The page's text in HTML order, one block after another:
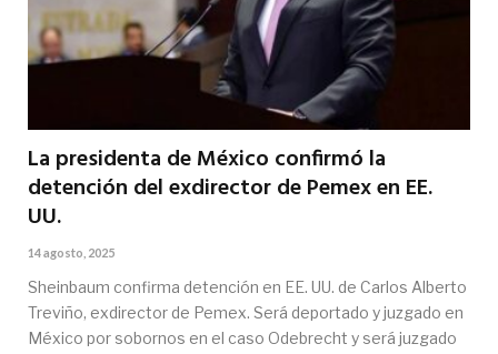
La presidenta de México confirmó la
detención del exdirector de Pemex en EE.
UU.
14 agosto, 2025
Sheinbaum confirma detención en EE. UU. de Carlos Alberto
Treviño, exdirector de Pemex. Será deportado y juzgado en
México por sobornos en el caso Odebrecht y será juzgado